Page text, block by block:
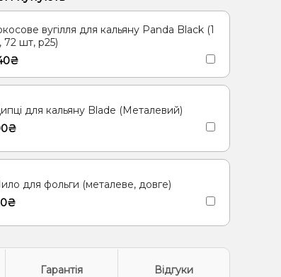
Малина
Шавлія
Лимон
Мультифрукт
Суниця
вугілля для кальяну Panda Black (1
72 шт, р25)
для кальяну Blade (Металевий)
для фольги (металеве, довге)
Гарантія Відгуки